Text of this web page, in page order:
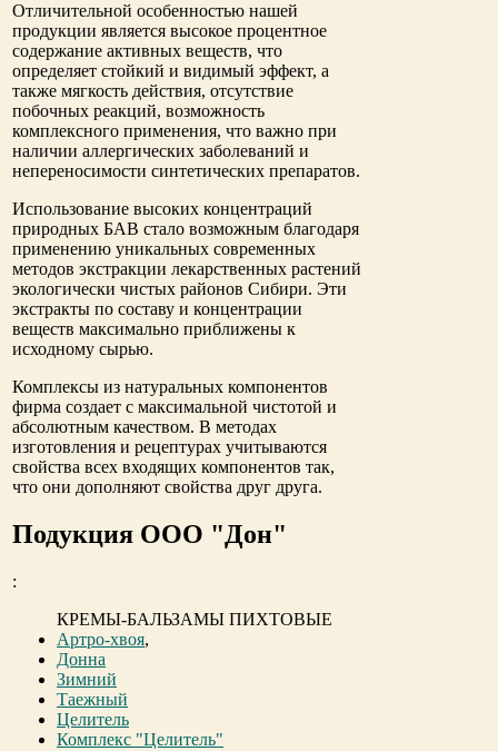
Отличительной особенностью нашей
продукции является высокое процентное
содержание активных веществ, что
определяет стойкий и видимый эффект, а
также мягкость действия, отсутствие
побочных реакций, возможность
комплексного применения, что важно при
наличии аллергических заболеваний и
непереносимости синтетических препаратов.
Использование высоких концентраций
природных БАВ стало возможным благодаря
применению уникальных современных
методов экстракции лекарственных растений
экологически чистых районов Сибири. Эти
экстракты по составу и концентрации
веществ максимально приближены к
исходному сырью.
Комплексы из натуральных компонентов
фирма создает с максимальной чистотой и
абсолютным качеством. В методах
изготовления и рецептурах учитываются
свойства всех входящих компонентов так,
что они дополняют свойства друг друга.
Подукция ООО "Дон"
:
КРЕМЫ-БАЛЬЗАМЫ ПИХТОВЫЕ
Артро-хвоя,
Донна
Зимний
Таежный
Целитель
Комплекс "Целитель"